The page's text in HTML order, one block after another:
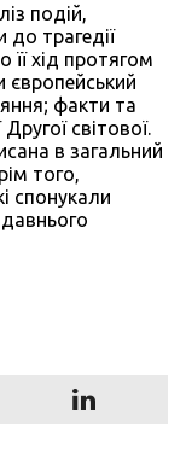
подій,
до трагедії
її хід протягом
факти та
світової.
в загальний
того,
спонукали